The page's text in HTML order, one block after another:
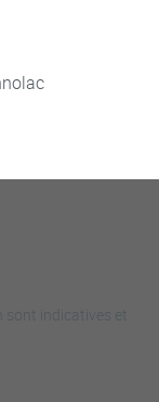
sont indicatives et